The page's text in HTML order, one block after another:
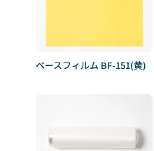
ベースフィルム BF-151(黄)